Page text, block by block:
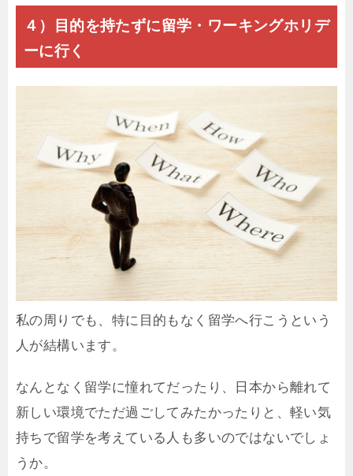
４）目的を持たずに留学・ワーキングホリデ
ーに行く
私の周りでも、特に目的もなく留学へ行こうという
人が結構います。
なんとなく留学に憧れてだったり、日本から離れて
新しい環境でただ過ごしてみたかったりと、軽い気
持ちで留学を考えている人も多いのではないでしょ
うか。